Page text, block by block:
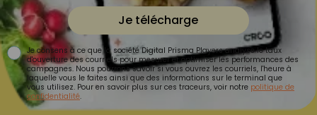
Je télécharge
Je consens à ce que la société Digital Prisma Players analyse le taux
d'ouverture des courriels pour mesurer et optimiser les performances des
campagnes. Nous pourrons savoir si vous ouvrez les courriels, l'heure à
laquelle vous le faites ainsi que des informations sur le terminal que
vous utilisez. Pour en savoir plus sur ces traceurs, voir notre politique de
confidentialité.